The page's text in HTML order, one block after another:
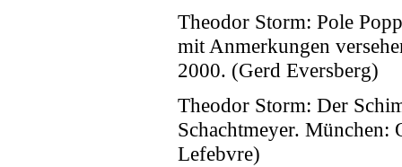
Theodor Storm: Pole
mit Anmerkungen
2000. (Gerd Eversberg)
Theodor Storm: Der
Schachtmeyer.
Lefebvre)